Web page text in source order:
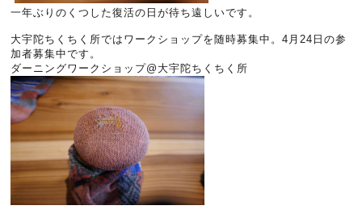
一年ぶりのくつした復活の日が待ち遠しいです。
大宇陀ちくちく所ではワークショップを随時募集中。4月24日の参
加者募集中です。
ダーニングワークショップ@大宇陀ちくちく所